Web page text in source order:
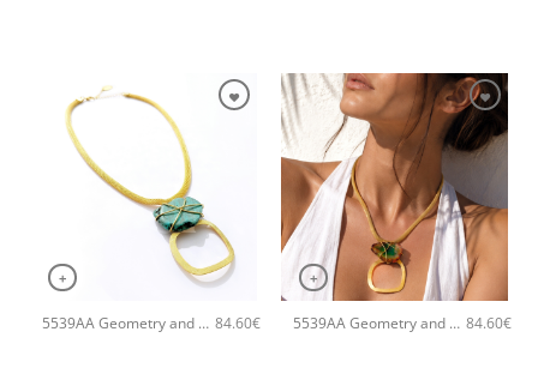
+
5539AA Geometry and geodes χειροποίητο κολιέ Catherine bijoux Τυρκουάζ 84.60€
+
5539AA Geometry and geodes χειροποίητο κολιέ Catherine bijoux Πράσινο 84.60€